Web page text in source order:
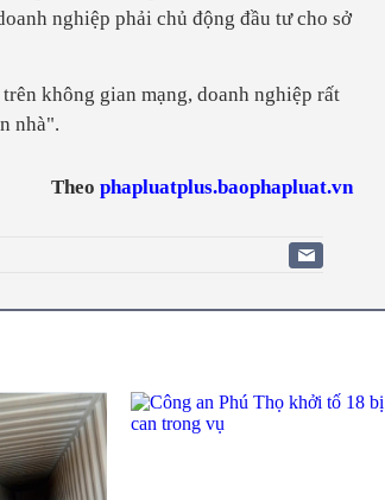
nghiệp phải chủ động đầu tư cho sở
không gian mạng, doanh nghiệp rất
nhà".
Theo phapluatplus.baophapluat.vn